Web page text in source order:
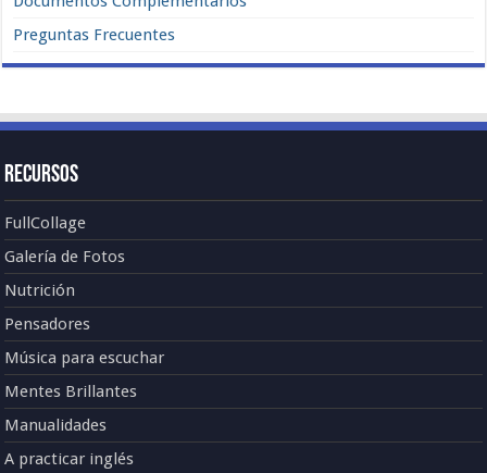
Preguntas Frecuentes
Recursos
FullCollage
Galería de Fotos
Nutrición
Pensadores
Música para escuchar
Mentes Brillantes
Manualidades
A practicar inglés